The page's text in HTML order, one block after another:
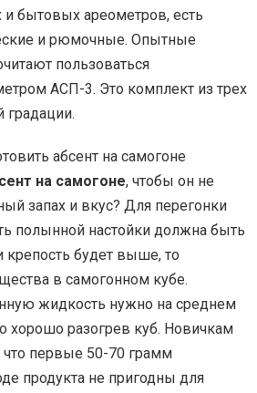
бытовых ареометров, есть
и рюмочные. Опытные
пользоваться
АСП-3. Это комплект из трех
градации.
на самогоне, чтобы он не
запах и вкус? Для перегонки
полынной настойки должна быть
крепость будет выше, то
в самогонном кубе.
жидкость нужно на среднем
хорошо разогрев куб. Новичкам
что первые 50-70 грамм
продукта не пригодны для